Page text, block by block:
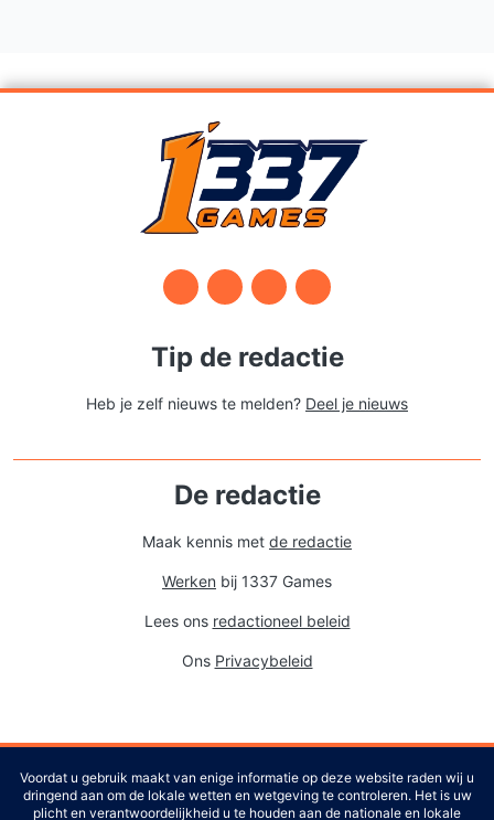
Tip de redactie
Heb je zelf nieuws te melden? Deel je nieuws
De redactie
Maak kennis met de redactie
Werken bij 1337 Games
Lees ons redactioneel beleid
Ons Privacybeleid
Voordat u gebruik maakt van enige informatie op deze website raden wij u
dringend aan om de lokale wetten en wetgeving te controleren. Het is uw
plicht en verantwoordelijkheid u te houden aan de nationale en lokale